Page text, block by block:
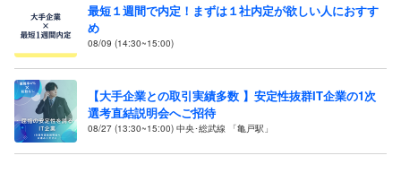
最短１週間で内定！まずは１社内定が欲しい人におすす
め
08/09 (14:30~15:00)
【大手企業との取引実績多数 】安定性抜群IT企業の1次
選考直結説明会へご招待
08/27 (13:30~15:00) 中央･総武線 「亀戸駅」